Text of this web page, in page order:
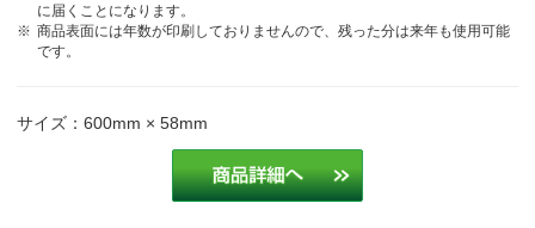
に届くことになります。
商品表面には年数が印刷しておりませんので、残った分は来年も使用可能
です。
サイズ：600mm × 58mm